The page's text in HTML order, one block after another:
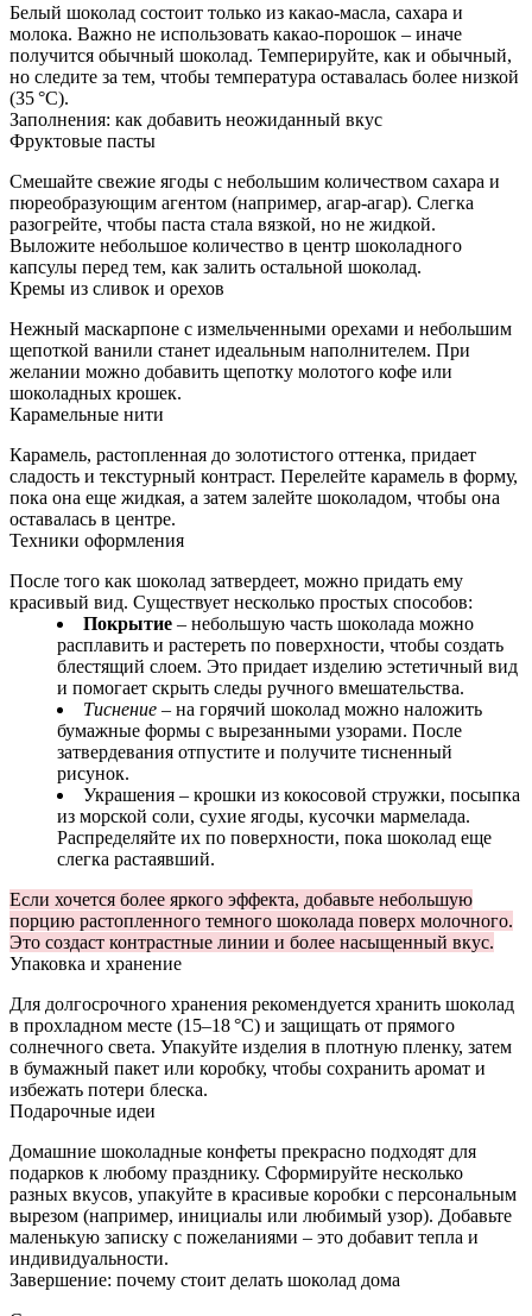
Белый шоколад состоит только из какао-масла, сахара и
молока. Важно не использовать какао-порошок – иначе
получится обычный шоколад. Темперируйте, как и обычный,
но следите за тем, чтобы температура оставалась более низкой
(35 °C).
Заполнения: как добавить неожиданный вкус
Фруктовые пасты
Смешайте свежие ягоды с небольшим количеством сахара и
пюреобразующим агентом (например, агар-агар). Слегка
разогрейте, чтобы паста стала вязкой, но не жидкой.
Выложите небольшое количество в центр шоколадного
капсулы перед тем, как залить остальной шоколад.
Кремы из сливок и орехов
Нежный маскарпоне с измельченными орехами и небольшим
щепоткой ванили станет идеальным наполнителем. При
желании можно добавить щепотку молотого кофе или
шоколадных крошек.
Карамельные нити
Карамель, растопленная до золотистого оттенка, придает
сладость и текстурный контраст. Перелейте карамель в форму,
пока она еще жидкая, а затем залейте шоколадом, чтобы она
оставалась в центре.
Техники оформления
После того как шоколад затвердеет, можно придать ему
красивый вид. Существует несколько простых способов:
Покрытие – небольшую часть шоколада можно
расплавить и растереть по поверхности, чтобы создать
блестящий слоем. Это придает изделию эстетичный вид
и помогает скрыть следы ручного вмешательства.
Тиснение – на горячий шоколад можно наложить
бумажные формы с вырезанными узорами. После
затвердевания отпустите и получите тисненный
рисунок.
Украшения – крошки из кокосовой стружки, посыпка
из морской соли, сухие ягоды, кусочки мармелада.
Распределяйте их по поверхности, пока шоколад еще
слегка растаявший.
Если хочется более яркого эффекта, добавьте небольшую
порцию растопленного темного шоколада поверх молочного.
Это создаст контрастные линии и более насыщенный вкус.
Упаковка и хранение
Для долгосрочного хранения рекомендуется хранить шоколад
в прохладном месте (15–18 °C) и защищать от прямого
солнечного света. Упакуйте изделия в плотную пленку, затем
в бумажный пакет или коробку, чтобы сохранить аромат и
избежать потери блеска.
Подарочные идеи
Домашние шоколадные конфеты прекрасно подходят для
подарков к любому празднику. Сформируйте несколько
разных вкусов, упакуйте в красивые коробки с персональным
вырезом (например, инициалы или любимый узор). Добавьте
маленькую записку с пожеланиями – это добавит тепла и
индивидуальности.
Завершение: почему стоит делать шоколад дома